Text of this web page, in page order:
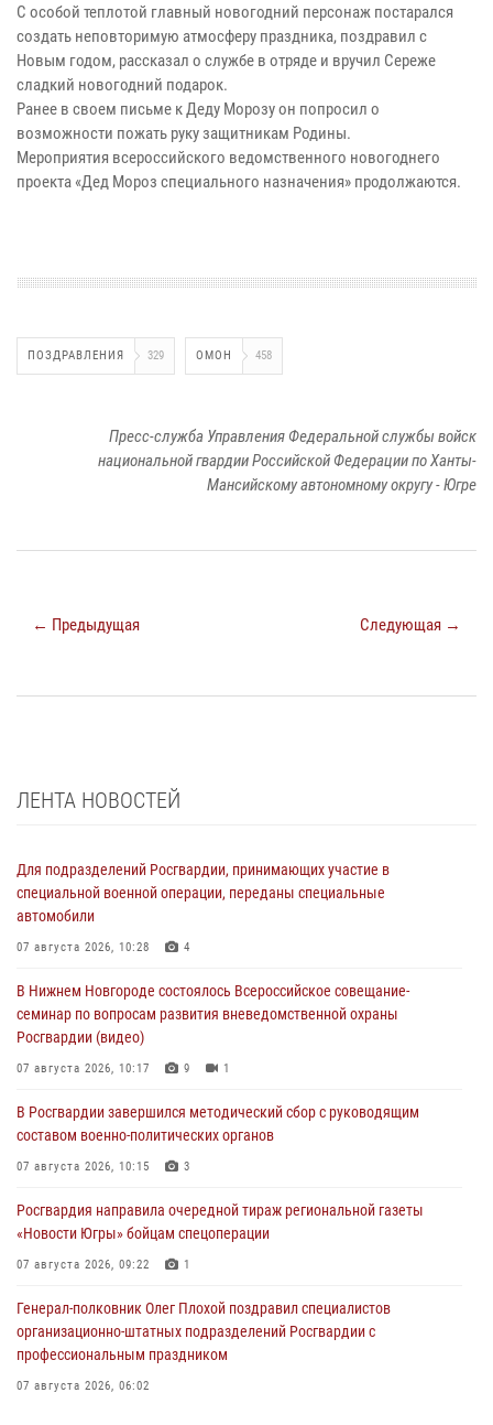
С особой теплотой главный новогодний персонаж постарался
создать неповторимую атмосферу праздника, поздравил с
Новым годом, рассказал о службе в отряде и вручил Сереже
сладкий новогодний подарок.
Ранее в своем письме к Деду Морозу он попросил о
возможности пожать руку защитникам Родины.
Мероприятия всероссийского ведомственного новогоднего
проекта «Дед Мороз специального назначения» продолжаются.
ПОЗДРАВЛЕНИЯ 329 ОМОН 458
Пресс-служба Управления Федеральной службы войск
национальной гвардии Российской Федерации по Ханты-
Мансийскому автономному округу - Югре
← Предыдущая Следующая →
ЛЕНТА НОВОСТЕЙ
Для подразделений Росгвардии, принимающих участие в
специальной военной операции, переданы специальные
автомобили
07 августа 2026, 10:28 4
В Нижнем Новгороде состоялось Всероссийское совещание-
семинар по вопросам развития вневедомственной охраны
Росгвардии (видео)
07 августа 2026, 10:17 9 1
В Росгвардии завершился методический сбор с руководящим
составом военно-политических органов
07 августа 2026, 10:15 3
Росгвардия направила очередной тираж региональной газеты
«Новости Югры» бойцам спецоперации
07 августа 2026, 09:22 1
Генерал-полковник Олег Плохой поздравил специалистов
организационно-штатных подразделений Росгвардии с
профессиональным праздником
07 августа 2026, 06:02